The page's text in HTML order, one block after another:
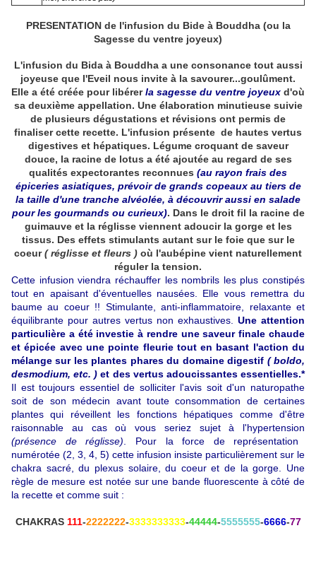
PRESENTATION de l'infusion du Bide à Bouddha (ou la
Sagesse du ventre joyeux)
L'infusion du Bida à Bouddha a une consonance tout aussi
joyeuse que l'Eveil nous invite à la savourer...goulûment.
Elle a été créée pour libérerla sagesse du ventre joyeux d'où
sa deuxième appellation. Une élaboration minutieuse suivie
de plusieurs dégustations et révisions ont permis de
finaliser cette recette. L'infusion présente de hautes vertus
digestives et hépatiques. Légume croquant de saveur
douce, la racine de lotus a été ajoutée au regard de ses
qualités expectorantes reconnues (au rayon frais des
épiceries asiatiques, prévoir de grands copeaux au tiers de
la taille d'une tranche alvéolée, à découvrir aussi en salade
pour les gourmands ou curieux). Dans le droit fil la racine de
guimauve et la réglisse viennent adoucir la gorge et les
tissus. Des effets stimulants autant sur le foie que sur le
coeur( réglisse et fleurs ) où l'aubépine vient naturellement
réguler la tension.
Cette infusion viendra réchauffer les nombrils les plus constipés
tout en apaisant d'éventuelles nausées. Elle vous remettra du
baume au coeur !! Stimulante, anti-inflammatoire, relaxante et
équilibrante pour autres vertus non exhaustives. Une attention
particulière a été investie à rendre une saveur finale chaude
et épicée avec une pointe fleurie tout en basant l'action du
mélange sur les plantes phares du domaine digestif ( boldo,
desmodium, etc. ) et des vertus adoucissantes essentielles.*
Il est toujours essentiel de solliciter l'avis soit d'un naturopathe
soit de son médecin avant toute consommation de certaines
plantes qui réveillent les fonctions hépatiques comme d'être
raisonnable au cas où vous seriez sujet à l'hypertension
(présence de réglisse). Pour la force de représentation
numérotée (2, 3, 4, 5) cette infusion insiste particulièrement sur le
chakra sacré, du plexus solaire, du coeur et de la gorge. Une
règle de mesure est notée sur une bande fluorescente à côté de
la recette et comme suit :
CHAKRAS 111-2222222-3333333333-44444-5555555-6666-77